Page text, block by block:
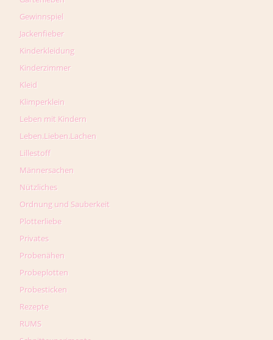
Gewinnspiel
Jackenfieber
Kinderkleidung
Kinderzimmer
Kleid
Klimperklein
Leben mit Kindern
Leben.Lieben.Lachen
Lillestoff
Männersachen
Nützliches
Ordnung und Sauberkeit
Plotterliebe
Privates
Probenähen
Probeplotten
Probesticken
Rezepte
RUMS